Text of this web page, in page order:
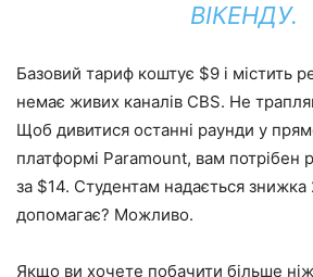
ВІКЕНДУ.
Базовий тариф коштує $9 і містить
немає живих каналів CBS. Не
Щоб дивитися останні раунди у
платформі Paramount, вам потрібен
за $14. Студентам надається
допомагає? Можливо.
Якщо ви хочете побачити більше